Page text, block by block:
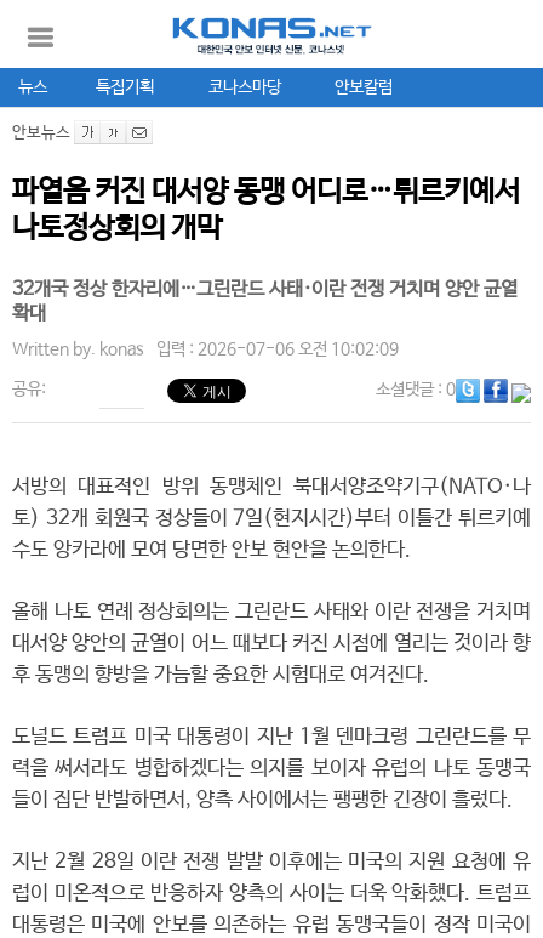
뉴스 특집기획 코나스마당 안보칼럼
안보뉴스
파열음 커진 대서양 동맹 어디로…튀르키예서
나토정상회의 개막
32개국 정상 한자리에…그린란드 사태·이란 전쟁 거치며 양안 균열
확대
Written by. konas 입력 : 2026-07-06 오전 10:02:09
공유: 소셜댓글: 0
서방의 대표적인 방위 동맹체인 북대서양조약기구(NATO·나
토) 32개 회원국 정상들이 7일(현지시간)부터 이틀간 튀르키예
수도 앙카라에 모여 당면한 안보 현안을 논의한다.
올해 나토 연례 정상회의는 그린란드 사태와 이란 전쟁을 거치며
대서양 양안의 균열이 어느 때보다 커진 시점에 열리는 것이라 향
후 동맹의 향방을 가늠할 중요한 시험대로 여겨진다.
도널드 트럼프 미국 대통령이 지난 1월 덴마크령 그린란드를 무
력을 써서라도 병합하겠다는 의지를 보이자 유럽의 나토 동맹국
들이 집단 반발하면서, 양측 사이에서는 팽팽한 긴장이 흘렀다.
지난 2월 28일 이란 전쟁 발발 이후에는 미국의 지원 요청에 유
럽이 미온적으로 반응하자 양측의 사이는 더욱 악화했다. 트럼프
대통령은 미국에 안보를 의존하는 유럽 동맹국들이 정작 미국이